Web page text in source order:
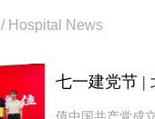
/ Hospital News
七一建党节 |